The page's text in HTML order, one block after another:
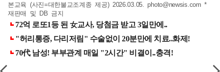
본교육 (사진=대한불교조계종 제공) 2026.03.05.photo@newsis.com *
재판매 및 DB 금지